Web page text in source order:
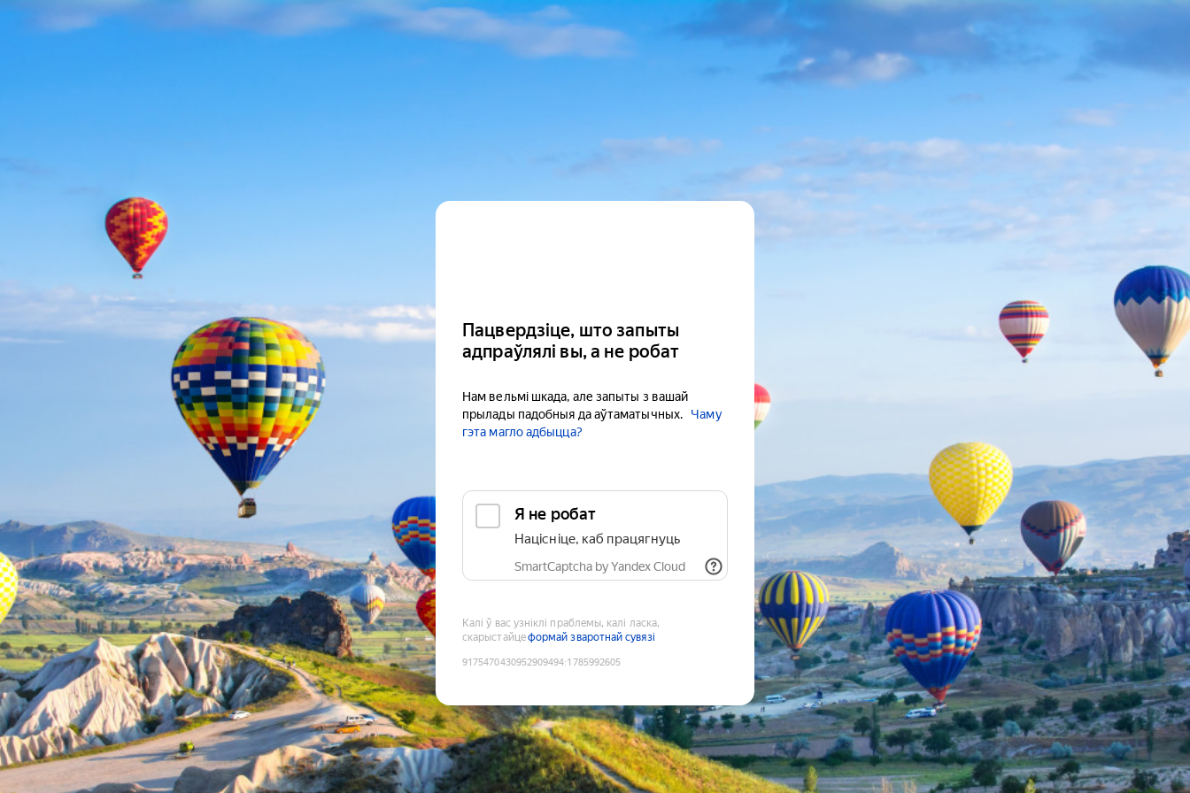
Пацвердзіце, што запыты
адпраўлялі вы, а не робат
Нам вельмі шкада, але запыты з вашай
прылады падобныя да аўтаматычных.
Чаму
гэта магло адбыцца?
Я не робат
Націсніце, каб працягнуць
SmartCaptcha by Yandex Cloud
Калі ў вас узніклі праблемы, калі ласка,
скарыстайцеформай зваротнай сувязі
9175470430952909494:1785992605